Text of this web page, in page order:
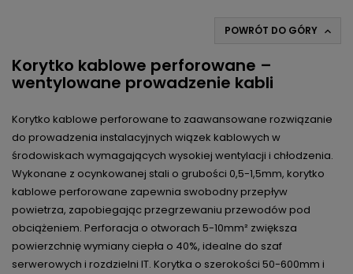
POWRÓT DO GÓRY 
Korytko kablowe perforowane –
wentylowane prowadzenie kabli
Korytko kablowe perforowane to zaawansowane rozwiązanie
do prowadzenia instalacyjnych wiązek kablowych w
środowiskach wymagających wysokiej wentylacji i chłodzenia.
Wykonane z ocynkowanej stali o grubości 0,5-1,5mm, korytko
kablowe perforowane zapewnia swobodny przepływ
powietrza, zapobiegając przegrzewaniu przewodów pod
obciążeniem. Perforacja o otworach 5-10mm² zwiększa
powierzchnię wymiany ciepła o 40%, idealne do szaf
serwerowych i rozdzielni IT. Korytka o szerokości 50-600mm i